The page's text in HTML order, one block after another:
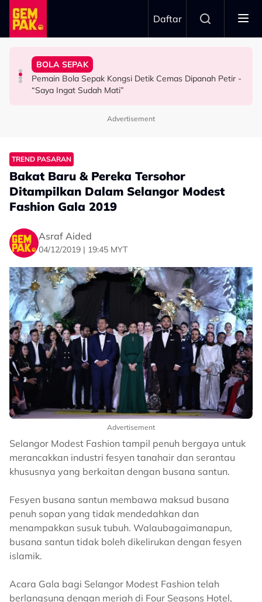
Skip to main content
Daftar
HIBURAN
Dakwa Pelakon Tak Serik Datang Lewat Ke Set,
Kesabaran Fasha Sandha Makin ‘Tipis’ - “Orang Macam
BOLA SEPAK
Pemain Bola Sepak Kongsi Detik Cemas Dipanah Petir -
“Saya Ingat Sudah Mati”
HIBURAN
Anne Ngasri Terharu Jadi Panel Program ‘Bidadari
Dambaan Syurga 2026’ - “Kita Tahu Permasalah Banyak
SELEBRITI
"Orang Keji Orang Fitnah Itu Normal" - Azza Elite
Advertisement
TREND PASARAN
Bakat Baru & Pereka Tersohor
Ditampilkan Dalam Selangor Modest
Fashion Gala 2019
Asraf Aided
04/12/2019 | 19:45 MYT
Advertisement
Selangor Modest Fashion tampil penuh bergaya untuk
merancakkan industri fesyen tanahair dan serantau
khususnya yang berkaitan dengan busana santun.
Fesyen busana santun membawa maksud busana
penuh sopan yang tidak mendedahkan dan
menampakkan susuk tubuh. Walaubagaimanapun,
busana santun tidak boleh dikelirukan dengan fesyen
islamik.
Acara Gala bagi Selangor Modest Fashion telah
berlangsung dengan meriah di Four Seasons Hotel,